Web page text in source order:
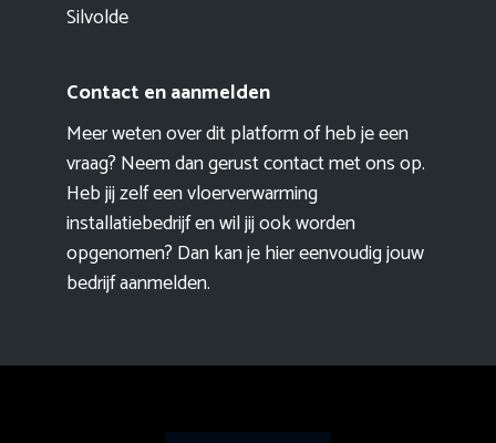
Silvolde
Contact en aanmelden
Meer weten over dit platform of heb je een
vraag? Neem dan gerust contact met ons op.
Heb jij zelf een vloerverwarming
installatiebedrijf en wil jij ook worden
opgenomen? Dan kan je hier eenvoudigjouw
bedrijf aanmelden.